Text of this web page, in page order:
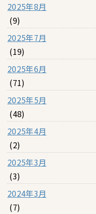
2025年8月
(9)
2025年7月
(19)
2025年6月
(71)
2025年5月
(48)
2025年4月
(2)
2025年3月
(3)
2024年3月
(7)